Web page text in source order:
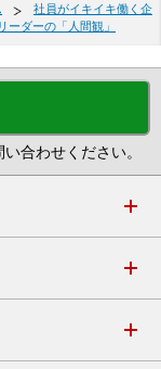
社員がイキイキ働く企
ーダーの「人間観」
合わせください。